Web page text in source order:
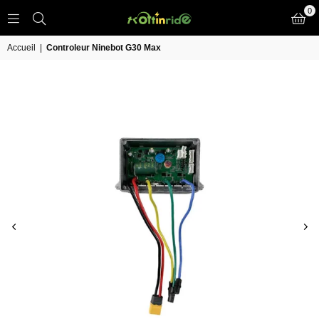
IN
0
Accueil Controleur Ninebot G30 Max